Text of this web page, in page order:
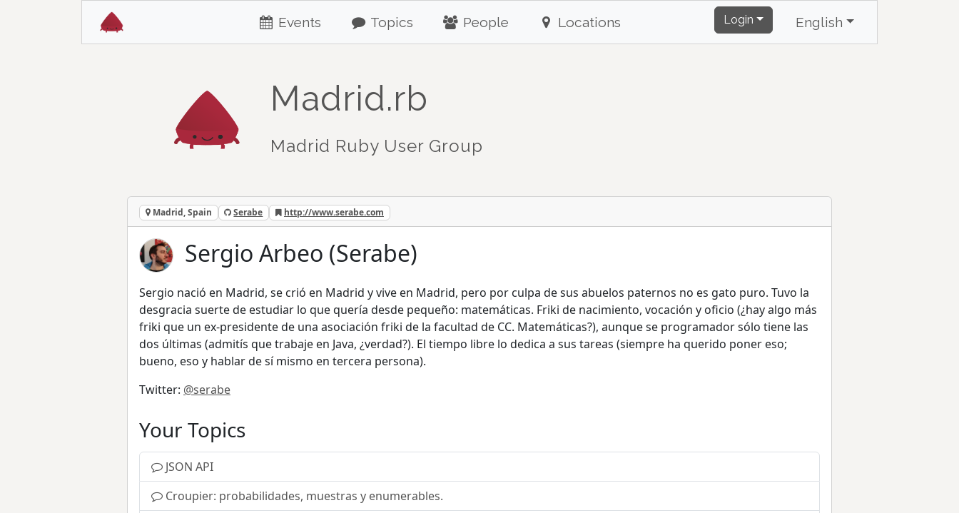
Events Topics People Locations Login English
Madrid.rb
Madrid Ruby User Group
Madrid, Spain Serabe http://www.serabe.com
Sergio Arbeo (Serabe)
Sergio nació en Madrid, se crió en Madrid y vive en Madrid, pero por culpa de sus abuelos paternos no es gato puro. Tuvo la
desgracia suerte de estudiar lo que quería desde pequeño: matemáticas. Friki de nacimiento, vocación y oficio (¿hay algo más
friki que un ex-presidente de una asociación friki de la facultad de CC. Matemáticas?), aunque se programador sólo tiene las
dos últimas (admitís que trabaje en Java, ¿verdad?). El tiempo libre lo dedica a sus tareas (siempre ha querido poner eso;
bueno, eso y hablar de sí mismo en tercera persona).
Twitter: @serabe
Your Topics
JSON API
Croupier: probabilidades, muestras y enumerables.